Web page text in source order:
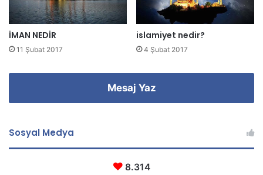
İMAN NEDİR
11 Şubat 2017
islamiyet nedir?
4 Şubat 2017
Mesaj Yaz
Sosyal Medya
8.314